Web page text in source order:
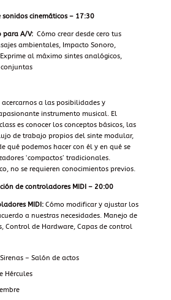
sonidos cinemáticos – 17:30
para A/V: Cómo crear desde cero tus
ambientales, Impacto Sonoro,
al máximo sintes analógicos,
a las posibilidades y
instrumento musical. El
es conocer los conceptos básicos, las
de trabajo propios del sinte modular,
qué podemos hacer con él y en qué se
‘compactos’ tradicionales.
no se requieren conocimientos previos.
de controladores MIDI – 20:00
MIDI:Cómo modificar y ajustar los
a nuestras necesidades. Manejo de
Control de Hardware, Capas de control
– Salón de actos
Hércules